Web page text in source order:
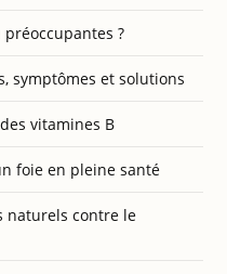
?
symptômes et solutions
vitamines B
foie en pleine santé
naturels contre le